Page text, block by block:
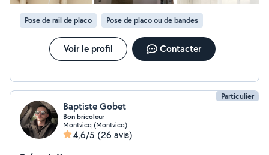
Pose de rail de placo Pose de placo ou de bandes
Voir le profil Contacter
Particulier
Baptiste Gobet
Bon bricoleur
Montvicq (Montvicq)
4,6/5 (26 avis)